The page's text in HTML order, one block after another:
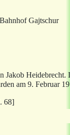
Gajtschur
Jakob
am 9. Februar
68]